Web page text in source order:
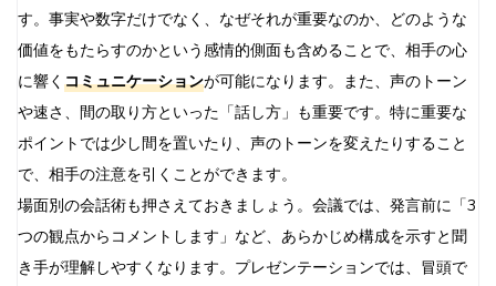
す。事実や数字だけでなく、なぜそれが重要なのか、どのような
価値をもたらすのかという感情的側面も含めることで、相手の心
に響く コミュニケーションが可能になります。また、声のトーン
や速さ、間の取り方といった「話し方」も重要です。特に重要な
ポイントでは少し間を置いたり、声のトーンを変えたりすること
で、相手の注意を引くことができます。
場面別の会話術も押さえておきましょう。会議では、発言前に「3
つの観点からコメントします」など、あらかじめ構成を示すと聞
き手が理解しやすくなります。プレゼンテーションでは、冒頭で